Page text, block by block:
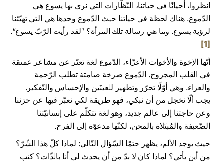
انظروا، أحيانًا في حياتنا، النّظّارات التي نرى بها يسوع هي
الدّموع. هناك لحظة في حياتنا حيث الدّموع وحدها هي التي تهيّئنا
لرؤية يسوع. وما هي رسالة تلك المرأة؟ ”لقد رأيت الرّبّ يسوع“.
[1]
أيّها الإخوة والأخوات الأعزّاء، الدّموع لغة تعبّر عن مشاعر عميقة
في القلب المجروح. الدّموع صرخة صامتة تطلب الرّحمة
والعزاء. وهي أوّلًا تحرّر وتطهير للعينَين والإحساس والتّفكير.
يجب ألّا نخجل من أن نبكي، فهو طريقة لكي نعبّر فيها عن حزننا
وعن حاجتنا إلى عالم جديد، وهو لغة تتكلّم على إنسانيّتنا
الضّعيفة والمُبتَلاة بالمحن، لكنّها مدعوّة إلى الفرح.
حيث يوجد الألم، يظهر حتمًا السّؤال التّالي: لماذا كلّ هذا الشّرّ؟
من أين يأتي؟ لماذا كان لا بدّ من أن يحدث لي أنا بالذّات؟ كتب